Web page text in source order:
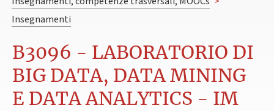
Insegnamenti
B3096 - LABORATORIO DI
BIG DATA, DATA MINING
E DATA ANALYTICS - IM